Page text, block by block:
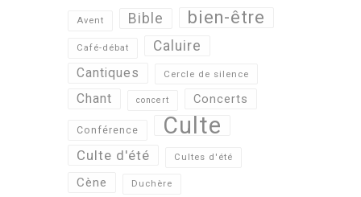
Avent Bible bien-être
Café-débat Caluire
Cantiques Cercle de silence
Chant concert Concerts
Conférence Culte
Culte d'été Cultes d'été
Cène Duchère